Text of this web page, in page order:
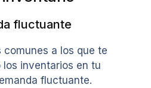
fluctuante
comunes a los que te
inventarios en tu
fluctuante.